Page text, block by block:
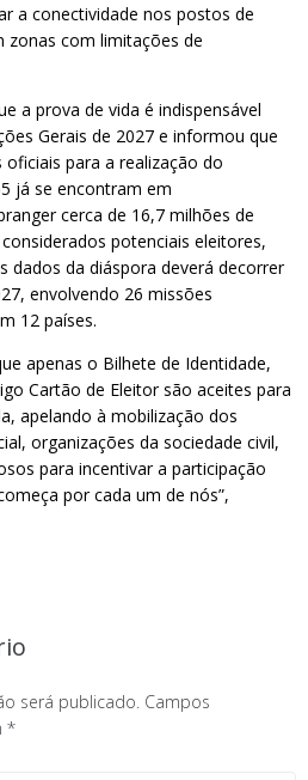
a conectividade nos postos de
zonas com limitações de
a prova de vida é indispensável
Gerais de 2027 e informou que
para a realização do
já se encontram em
cerca de 16,7 milhões de
potenciais eleitores,
dados da diáspora deverá decorrer
envolvendo 26 missões
12 países.
apenas o Bilhete de Identidade,
Cartão de Eleitor são aceites para
apelando à mobilização dos
organizações da sociedade civil,
para incentivar a participação
por cada um de nós”,
será publicado. Campos
*